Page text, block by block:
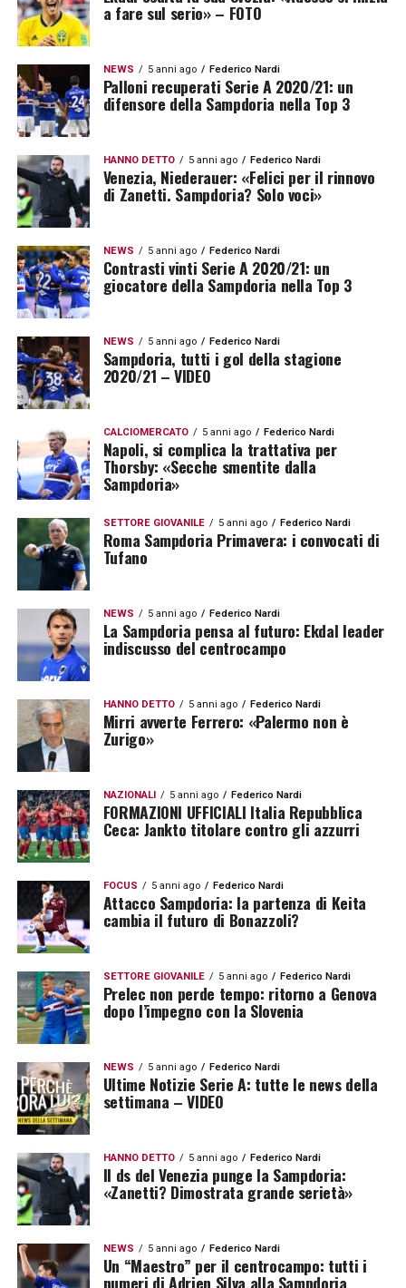
a fare sul serio» – FOTO
NEWS 5 anni ago Federico Nardi
Palloni recuperati Serie A 2020/21: un
difensore della Sampdoria nella Top 3
HANNO DETTO 5 anni ago Federico Nardi
Venezia, Niederauer: «Felici per il rinnovo
di Zanetti. Sampdoria? Solo voci»
NEWS 5 anni ago Federico Nardi
Contrasti vinti Serie A 2020/21: un
giocatore della Sampdoria nella Top 3
NEWS 5 anni ago Federico Nardi
Sampdoria, tutti i gol della stagione
2020/21 – VIDEO
CALCIOMERCATO 5 anni ago Federico Nardi
Napoli, si complica la trattativa per
Thorsby: «Secche smentite dalla
Sampdoria»
SETTORE GIOVANILE 5 anni ago Federico Nardi
Roma Sampdoria Primavera: i convocati di
Tufano
NEWS 5 anni ago Federico Nardi
La Sampdoria pensa al futuro: Ekdal leader
indiscusso del centrocampo
HANNO DETTO 5 anni ago Federico Nardi
Mirri avverte Ferrero: «Palermo non è
Zurigo»
NAZIONALI 5 anni ago Federico Nardi
FORMAZIONI UFFICIALI Italia Repubblica
Ceca: Jankto titolare contro gli azzurri
FOCUS 5 anni ago Federico Nardi
Attacco Sampdoria: la partenza di Keita
cambia il futuro di Bonazzoli?
SETTORE GIOVANILE 5 anni ago Federico Nardi
Prelec non perde tempo: ritorno a Genova
dopo l’impegno con la Slovenia
NEWS 5 anni ago Federico Nardi
Ultime Notizie Serie A: tutte le news della
settimana – VIDEO
HANNO DETTO 5 anni ago Federico Nardi
Il ds del Venezia punge la Sampdoria:
«Zanetti? Dimostrata grande serietà»
NEWS 5 anni ago Federico Nardi
Un “Maestro” per il centrocampo: tutti i
numeri di Adrien Silva alla Sampdoria